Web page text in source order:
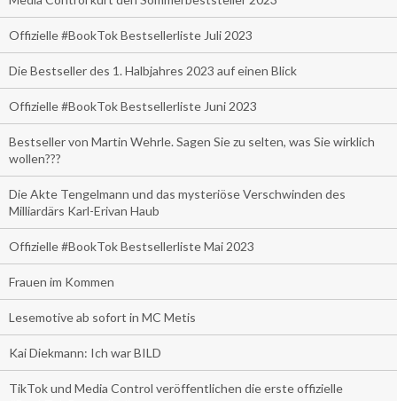
Offizielle #BookTok Bestsellerliste Juli 2023
Die Bestseller des 1. Halbjahres 2023 auf einen Blick
Offizielle #BookTok Bestsellerliste Juni 2023
Bestseller von Martin Wehrle. Sagen Sie zu selten, was Sie wirklich
wollen???
Die Akte Tengelmann und das mysteriöse Verschwinden des
Milliardärs Karl-Erivan Haub
Offizielle #BookTok Bestsellerliste Mai 2023
Frauen im Kommen
Lesemotive ab sofort in MC Metis
Kai Diekmann: Ich war BILD
TikTok und Media Control veröffentlichen die erste offizielle